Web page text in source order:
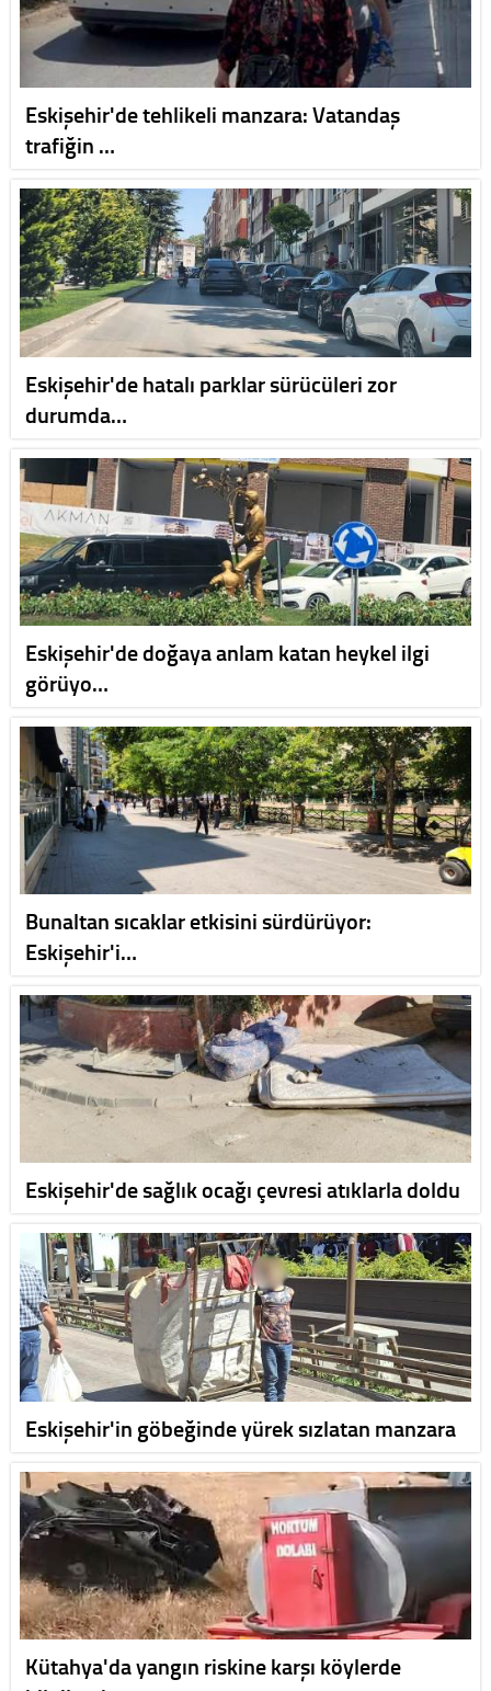
Eskişehir'de tehlikeli manzara: Vatandaş
trafiğin …
Eskişehir'de hatalı parklar sürücüleri zor
durumda…
Eskişehir'de doğaya anlam katan heykel ilgi
görüyo…
Bunaltan sıcaklar etkisini sürdürüyor:
Eskişehir'i…
Eskişehir'de sağlık ocağı çevresi atıklarla doldu
Eskişehir'in göbeğinde yürek sızlatan manzara
Kütahya'da yangın riskine karşı köylerde